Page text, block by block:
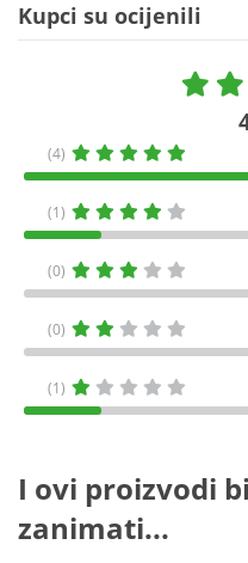
Kupci su ocijenili
(4)
(1)
(0)
(0)
(1)
I ovi proizvodi
zanimati...